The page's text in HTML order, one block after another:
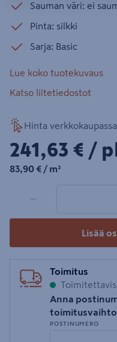
Sauman väri: ei
Pinta: silkki
Sarja: Basic
Lue koko tuotekuvaus
Katso liitetiedostot
Hinta verkkokaupassa
241,63€/
241,63 € /
83,90€/m²
83,90 € / m²
−
Lisää
Toimitus
Anna
POSTINUMERO